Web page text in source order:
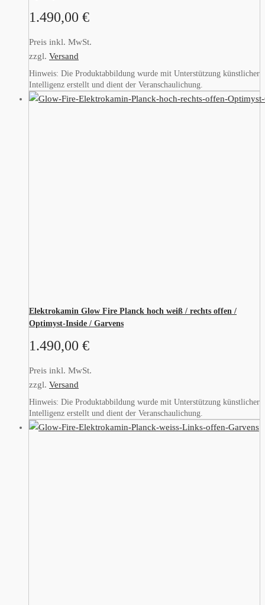
1.490,00 €
Preis inkl. MwSt.
zzgl. Versand
Hinweis: Die Produktabbildung wurde mit Unterstützung künstlicher
Intelligenz erstellt und dient der Veranschaulichung.
Elektrokamin Glow Fire Planck hoch weiß / rechts offen /
Optimyst-Inside / Garvens
1.490,00 €
Preis inkl. MwSt.
zzgl. Versand
Hinweis: Die Produktabbildung wurde mit Unterstützung künstlicher
Intelligenz erstellt und dient der Veranschaulichung.